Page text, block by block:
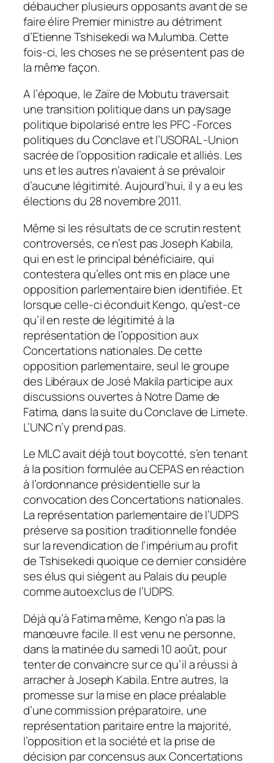
débaucher plusieurs opposants avant de se
faire élire Premier ministre au détriment
d’Etienne Tshisekedi wa Mulumba. Cette
fois-ci, les choses ne se présentent pas de
la même façon.
A l’époque, le Zaïre de Mobutu traversait
une transition politique dans un paysage
politique bipolarisé entre les PFC -Forces
politiques du Conclave et l’USORAL -Union
sacrée de l’opposition radicale et alliés. Les
uns et les autres n’avaient à se prévaloir
d’aucune légitimité. Aujourd’hui, il y a eu les
élections du 28 novembre 2011.
Même si les résultats de ce scrutin restent
controversés, ce n’est pas Joseph Kabila,
qui en est le principal bénéficiaire, qui
contestera qu’elles ont mis en place une
opposition parlementaire bien identifiée. Et
lorsque celle-ci éconduit Kengo, qu’est-ce
qu’il en reste de légitimité à la
représentation de l’opposition aux
Concertations nationales. De cette
opposition parlementaire, seul le groupe
des Libéraux de José Makila participe aux
discussions ouvertes à Notre Dame de
Fatima, dans la suite du Conclave de Limete.
L’UNC n’y prend pas.
Le MLC avait déjà tout boycotté, s’en tenant
à la position formulée au CEPAS en réaction
à l’ordonnance présidentielle sur la
convocation des Concertations nationales.
La représentation parlementaire de l’UDPS
préserve sa position traditionnelle fondée
sur la revendication de l’impérium au profit
de Tshisekedi quoique ce dernier considère
ses élus qui siègent au Palais du peuple
comme autoexclus de l’UDPS.
Déjà qu’à Fatima même, Kengo n’a pas la
manœuvre facile. Il est venu ne personne,
dans la matinée du samedi 10 août, pour
tenter de convaincre sur ce qu’il a réussi à
arracher à Joseph Kabila. Entre autres, la
promesse sur la mise en place préalable
d’une commission préparatoire, une
représentation paritaire entre la majorité,
l’opposition et la société et la prise de
décision par concensus aux Concertations